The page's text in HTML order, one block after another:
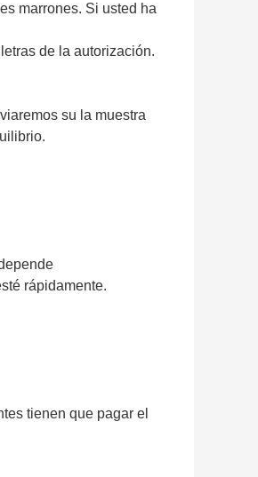
marrones. Si usted ha
de la autorización.
su la muestra
rápidamente.
tienen que pagar el